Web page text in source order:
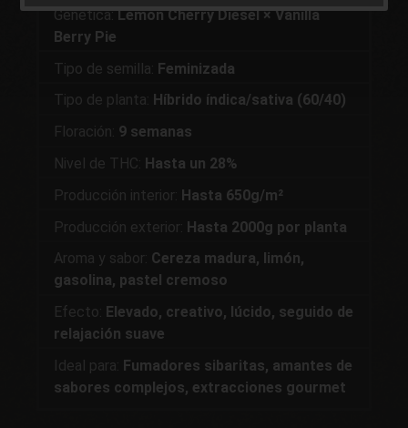
Genética:Lemon Cherry Diesel × Vanilla
Berry Pie
Tipo de semilla: Feminizada
Tipo de planta: Híbrido índica/sativa (60/40)
Floración: 9 semanas
Nivel de THC: Hasta un 28%
Producción interior: Hasta 650g/m²
Producción exterior: Hasta 2000g por planta
Aroma y sabor: Cereza madura, limón,
gasolina, pastel cremoso
Efecto: Elevado, creativo, lúcido, seguido de
relajación suave
Ideal para: Fumadores sibaritas, amantes de
sabores complejos, extracciones gourmet